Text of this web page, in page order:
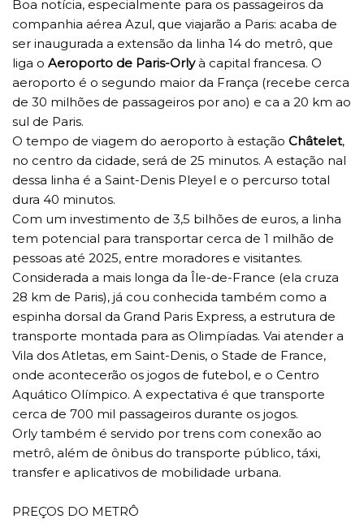
Boa notícia, especialmente para os passageiros da
companhia aérea Azul, que viajarão a Paris: acaba de
ser inaugurada a extensão da linha 14 do metrô, que
liga o Aeroporto de Paris-Orlyà capital francesa. O
aeroporto é o segundo maior da França (recebe cerca
de 30 milhões de passageiros por ano) e ca a 20 km ao
sul de Paris.
O tempo de viagem do aeroporto à estação Châtelet,
no centro da cidade, será de 25 minutos. A estação nal
dessa linha é a Saint-Denis Pleyel e o percurso total
dura 40 minutos.
Com um investimento de 3,5 bilhões de euros, a linha
tem potencial para transportar cerca de 1 milhão de
pessoas até 2025, entre moradores e visitantes.
Considerada a mais longa da Île-de-France (ela cruza
28 km de Paris), já cou conhecida também como a
espinha dorsal da Grand Paris Express, a estrutura de
transporte montada para as Olimpíadas. Vai atender a
Vila dos Atletas, em Saint-Denis, o Stade de France,
onde acontecerão os jogos de futebol, e o Centro
Aquático Olímpico. A expectativa é que transporte
cerca de 700 mil passageiros durante os jogos.
Orly também é servido por trens com conexão ao
metrô, além de ônibus do transporte público, táxi,
transfer e aplicativos de mobilidade urbana.
PREÇOS DO METRÔ